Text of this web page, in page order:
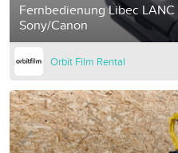
Fernbedienung Libec
Sony/Canon
Orbit Film Rental